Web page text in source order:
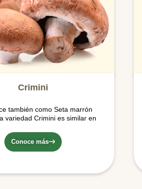
Crimini
también como Seta marrón
variedad Crimini es similar en
café y una textura firme.
Conoce más